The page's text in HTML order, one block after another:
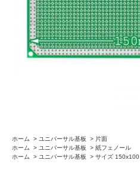
ホーム > ユニバーサル基板 > 片面
ホーム
> ユニバーサル基板 > 紙フェノール
ホーム
> ユニバーサル基板 > サイズ 150x100